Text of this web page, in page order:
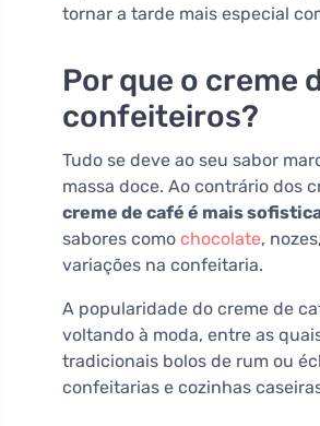
tornar a tarde mais especial
Por que o creme
confeiteiros?
Tudo se deve ao seu sabor
massa doce. Ao contrário dos
creme de café é mais
sabores como chocolate,
variações na confeitaria.
A popularidade do creme de
voltando à moda, entre as
tradicionais bolos de rum ou
confeitarias e cozinhas